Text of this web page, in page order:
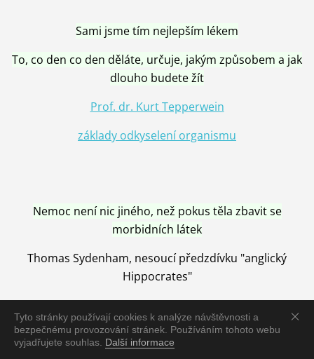
Tyto stránky používají cookies k analýze návštěvnosti a
bezpečnému provozování stránek. Používáním tohoto webu
vyjadřujete souhlas. Další informace
Sami jsme tím nejlepším lékem
To, co den co den děláte, určuje, jakým způsobem a jak
dlouho budete žít
Prof. dr. Kurt Tepperwein
základy odkyselení organismu
Nemoc není nic jiného, než pokus těla zbavit se
morbidních látek
Thomas Sydenham, nesoucí předzdívku "anglický
Hippocrates"
Nemoc je vyléčena jen pomocí Přírody, neutralizací a